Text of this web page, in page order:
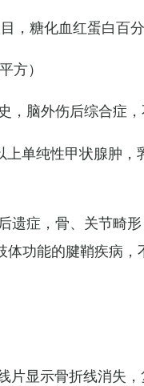
，糖化血红蛋白百分
方）
脑外伤后综合症，
单纯性甲状腺肿
遗症，骨、关节畸
功能的腱鞘疾病，
片显示骨折线消失